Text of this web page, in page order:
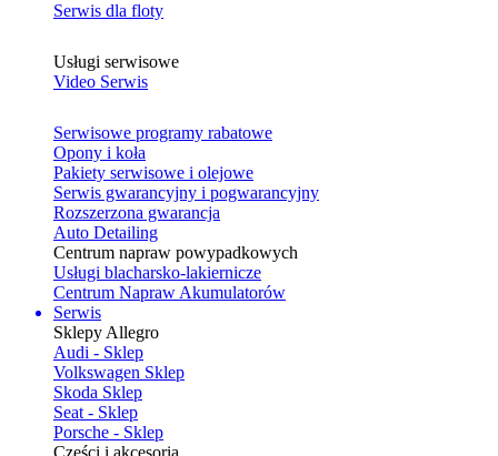
Serwis dla floty
Usługi serwisowe
Video Serwis
Serwisowe programy rabatowe
Opony i koła
Pakiety serwisowe i olejowe
Serwis gwarancyjny i pogwarancyjny
Rozszerzona gwarancja
Auto Detailing
Centrum napraw powypadkowych
Usługi blacharsko-lakiernicze
Centrum Napraw Akumulatorów
Serwis
Sklepy Allegro
Audi - Sklep
Volkswagen Sklep
Skoda Sklep
Seat - Sklep
Porsche - Sklep
Części i akcesoria